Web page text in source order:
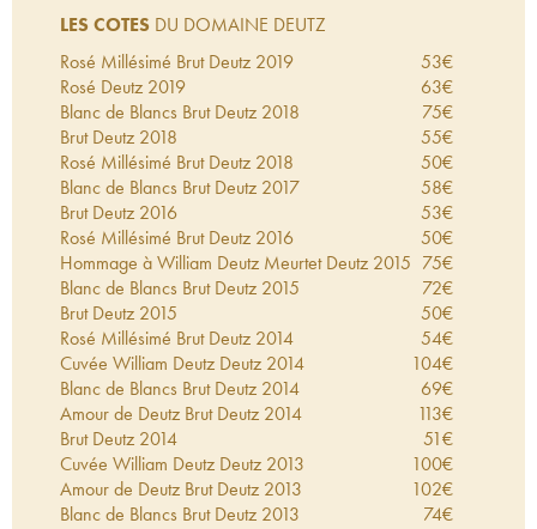
LES COTES DU DOMAINE DEUTZ
Rosé Millésimé Brut Deutz 2019 53€
Rosé Deutz 2019 63€
Blanc de Blancs Brut Deutz 2018 75€
Brut Deutz 2018 55€
Rosé Millésimé Brut Deutz 2018 50€
Blanc de Blancs Brut Deutz 2017 58€
Brut Deutz 2016 53€
Rosé Millésimé Brut Deutz 2016 50€
Hommage à William Deutz Meurtet Deutz 2015 75€
Blanc de Blancs Brut Deutz 2015 72€
Brut Deutz 2015 50€
Rosé Millésimé Brut Deutz 2014 54€
Cuvée William Deutz Deutz 2014 104€
Blanc de Blancs Brut Deutz 2014 69€
Amour de Deutz Brut Deutz 2014 113€
Brut Deutz 2014 51€
Cuvée William Deutz Deutz 2013 100€
Amour de Deutz Brut Deutz 2013 102€
Blanc de Blancs Brut Deutz 2013 74€